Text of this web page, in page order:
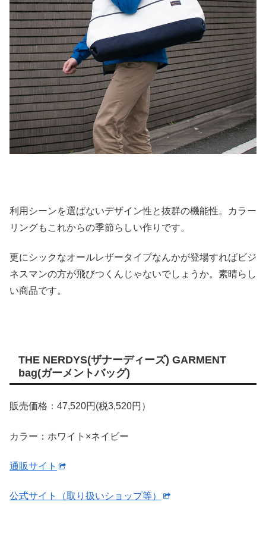
利用シーンを選ばないデザイン性と抜群の機能性。カラー
リングもこれからの季節らしい作りです。
更にシックなオールレザータイプなんかが登場すればビジ
ネスマンの方が飛びつくんじゃないでしょうか。素晴らし
い商品です。
THE NERDYS(ザナーディーズ) GARMENT
bag(ガーメントバッグ)
販売価格：47,520円(税3,520円）
カラー：ホワイト×ネイビー
通販サイト
公式サイト（取り扱いショップ等）